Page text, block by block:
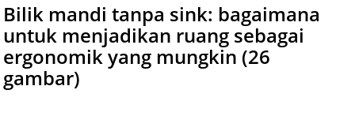
Bilik mandi tanpa sink: bagaimana
untuk menjadikan ruang sebagai
ergonomik yang mungkin (26
gambar)